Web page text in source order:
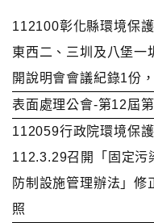
112100彰化縣環境保
東西二、三圳及八堡一
開說明會會議紀錄1份
表面處理公會-第12屆
112059行政院環境保
112.3.29召開「固定污
防制設施管理辦法」
照